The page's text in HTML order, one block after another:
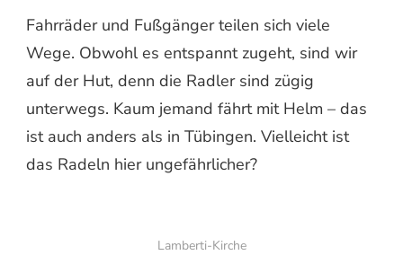
Fahrräder und Fußgänger teilen sich viele
Wege. Obwohl es entspannt zugeht, sind wir
auf der Hut, denn die Radler sind zügig
unterwegs. Kaum jemand fährt mit Helm – das
ist auch anders als in Tübingen. Vielleicht ist
das Radeln hier ungefährlicher?
Lamberti-Kirche